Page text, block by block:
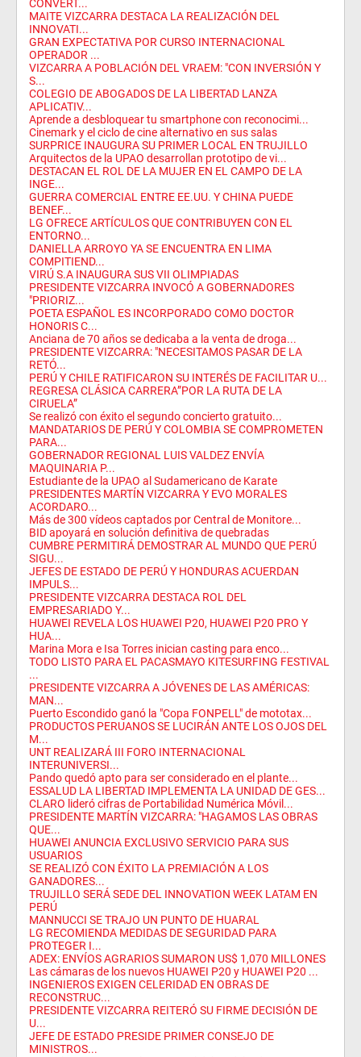
CONVERT...
MAITE VIZCARRA DESTACA LA REALIZACIÓN DEL
INNOVATI...
GRAN EXPECTATIVA POR CURSO INTERNACIONAL
OPERADOR ...
VIZCARRA A POBLACIÓN DEL VRAEM: "CON INVERSIÓN Y
S...
COLEGIO DE ABOGADOS DE LA LIBERTAD LANZA
APLICATIV...
Aprende a desbloquear tu smartphone con reconocimi...
Cinemark y el ciclo de cine alternativo en sus salas
SURPRICE INAUGURA SU PRIMER LOCAL EN TRUJILLO
Arquitectos de la UPAO desarrollan prototipo de vi...
DESTACAN EL ROL DE LA MUJER EN EL CAMPO DE LA
INGE...
GUERRA COMERCIAL ENTRE EE.UU. Y CHINA PUEDE
BENEF...
LG OFRECE ARTÍCULOS QUE CONTRIBUYEN CON EL
ENTORNO...
DANIELLA ARROYO YA SE ENCUENTRA EN LIMA
COMPITIEND...
VIRÚ S.A INAUGURA SUS VII OLIMPIADAS
PRESIDENTE VIZCARRA INVOCÓ A GOBERNADORES
"PRIORIZ...
POETA ESPAÑOL ES INCORPORADO COMO DOCTOR
HONORIS C...
Anciana de 70 años se dedicaba a la venta de droga...
PRESIDENTE VIZCARRA: "NECESITAMOS PASAR DE LA
RETÓ...
PERÚ Y CHILE RATIFICARON SU INTERÉS DE FACILITAR U...
REGRESA CLÁSICA CARRERA”POR LA RUTA DE LA
CIRUELA”
Se realizó con éxito el segundo concierto gratuito...
MANDATARIOS DE PERÚ Y COLOMBIA SE COMPROMETEN
PARA...
GOBERNADOR REGIONAL LUIS VALDEZ ENVÍA
MAQUINARIA P...
Estudiante de la UPAO al Sudamericano de Karate
PRESIDENTES MARTÍN VIZCARRA Y EVO MORALES
ACORDARO...
Más de 300 vídeos captados por Central de Monitore...
BID apoyará en solución definitiva de quebradas
CUMBRE PERMITIRÁ DEMOSTRAR AL MUNDO QUE PERÚ
SIGU...
JEFES DE ESTADO DE PERÚ Y HONDURAS ACUERDAN
IMPULS...
PRESIDENTE VIZCARRA DESTACA ROL DEL
EMPRESARIADO Y...
HUAWEI REVELA LOS HUAWEI P20, HUAWEI P20 PRO Y
HUA...
Marina Mora e Isa Torres inician casting para enco...
TODO LISTO PARA EL PACASMAYO KITESURFING FESTIVAL
...
PRESIDENTE VIZCARRA A JÓVENES DE LAS AMÉRICAS:
MAN...
Puerto Escondido ganó la "Copa FONPELL" de mototax...
PRODUCTOS PERUANOS SE LUCIRÁN ANTE LOS OJOS DEL
M...
UNT REALIZARÁ III FORO INTERNACIONAL
INTERUNIVERSI...
Pando quedó apto para ser considerado en el plante...
ESSALUD LA LIBERTAD IMPLEMENTA LA UNIDAD DE GES...
CLARO lideró cifras de Portabilidad Numérica Móvil...
PRESIDENTE MARTÍN VIZCARRA: "HAGAMOS LAS OBRAS
QUE...
HUAWEI ANUNCIA EXCLUSIVO SERVICIO PARA SUS
USUARIOS
SE REALIZÓ CON ÉXITO LA PREMIACIÓN A LOS
GANADORES...
TRUJILLO SERÁ SEDE DEL INNOVATION WEEK LATAM EN
PERÚ
MANNUCCI SE TRAJO UN PUNTO DE HUARAL
LG RECOMIENDA MEDIDAS DE SEGURIDAD PARA
PROTEGER I...
ADEX: ENVÍOS AGRARIOS SUMARON US$ 1,070 MILLONES
Las cámaras de los nuevos HUAWEI P20 y HUAWEI P20 ...
INGENIEROS EXIGEN CELERIDAD EN OBRAS DE
RECONSTRUC...
PRESIDENTE VIZCARRA REITERÓ SU FIRME DECISIÓN DE
U...
JEFE DE ESTADO PRESIDE PRIMER CONSEJO DE
MINISTROS...